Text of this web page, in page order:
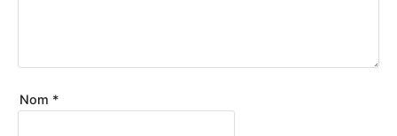
Nom *